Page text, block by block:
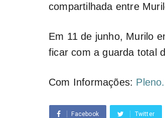
compartilhada entre
Em 11 de junho, Murilo
ficar com a guarda total
Com Informações:
Facebook Twitter